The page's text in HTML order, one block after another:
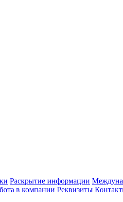
Раскрытие информации
в компании Реквизиты